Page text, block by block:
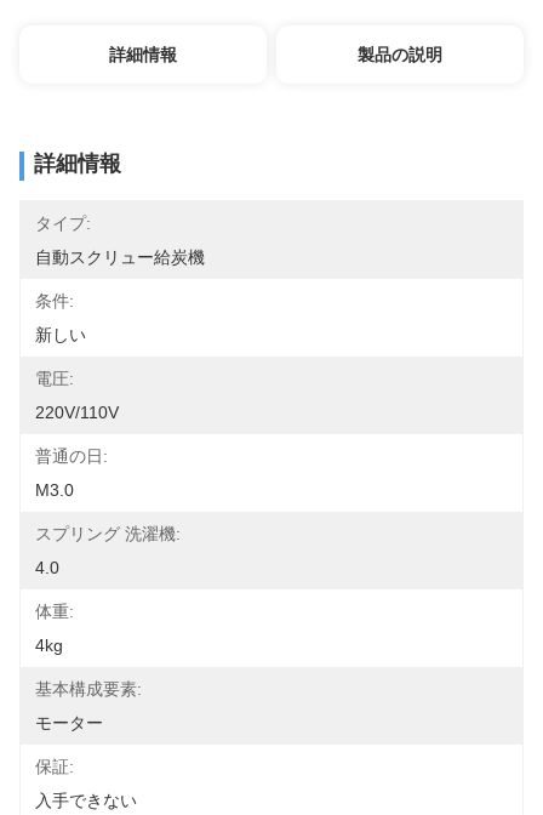
詳細情報 製品の説明
詳細情報
タイプ:
自動スクリュー給炭機
条件:
新しい
電圧:
220V/110V
普通の日:
M3.0
スプリング 洗濯機:
4.0
体重:
4kg
基本構成要素:
モーター
保証:
入手できない